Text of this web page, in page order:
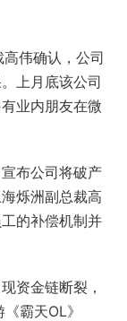
伟确认，公司
上月底该公司
业内朋友在微
布公司将破产
烁洲副总裁高
的补偿机制并
资金链断裂，
霸天OL》